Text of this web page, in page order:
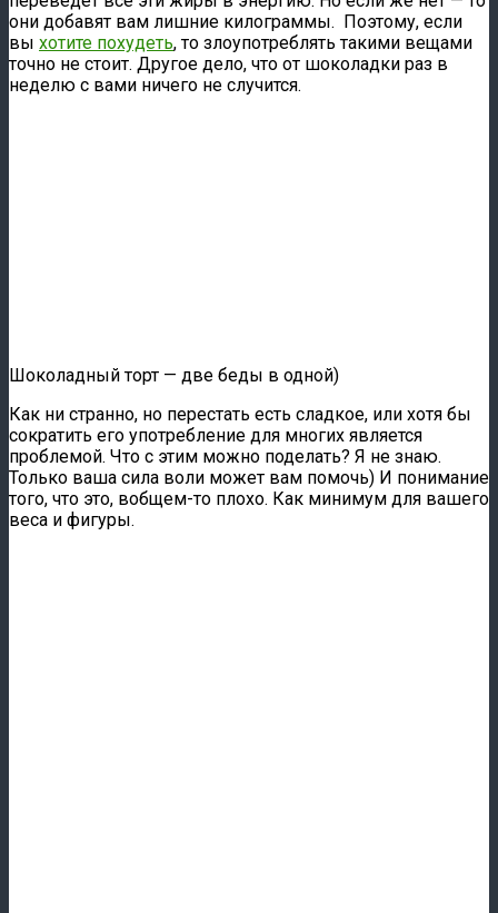
они добавят вам лишние килограммы. Поэтому, если
вы хотите похудеть, то злоупотреблять такими вещами
точно не стоит. Другое дело, что от шоколадки раз в
неделю с вами ничего не случится.
Шоколадный торт — две беды в одной)
Как ни странно, но перестать есть сладкое, или хотя бы
сократить его употребление для многих является
проблемой. Что с этим можно поделать? Я не знаю.
Только ваша сила воли может вам помочь) И понимание
того, что это, вобщем-то плохо. Как минимум для вашего
веса и фигуры.